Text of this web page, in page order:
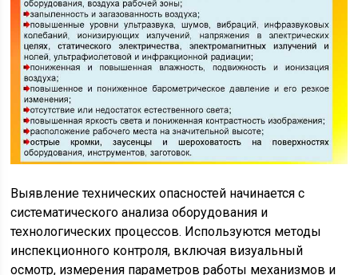
Выявление технических опасностей начинается с
систематического анализа оборудования и
технологических процессов. Используются методы
инспекционного контроля, включая визуальный
осмотр, измерения параметров работы механизмов и